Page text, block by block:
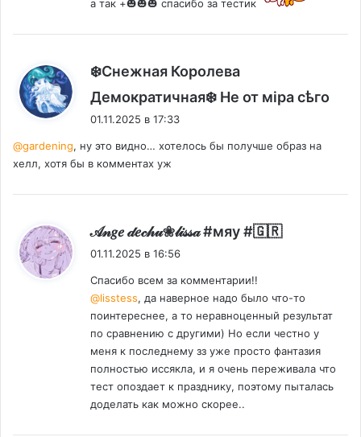
а так +🎃🎃🎃 спасибо за тестик
❄️Снежная Королева
Демократичная❄️ Не от мiра сѣго
01.11.2025 в 17:33
@gardening, ну это видно… хотелось бы получше образ на
хелл, хотя бы в комментах уж
𝒜𝓃𝑔𝑒 𝒹𝑒𝒸𝒽𝓊❀𝓁𝒾𝓈𝓈𝒶 #мяу #🇬🇷:
01.11.2025 в 16:56
Спасибо всем за комментарии!!
@lisstess, да наверное надо было что-то
поинтереснее, а то неравноценный результат
по сравнению с другими) Но если честно у
меня к последнему зз уже просто фантазия
полностью иссякла, и я очень переживала что
тест опоздает к празднику, поэтому пыталась
доделать как можно скорее..